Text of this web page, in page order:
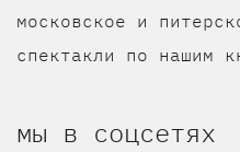
московское и
спектакли по нашим
мы в соцсетях